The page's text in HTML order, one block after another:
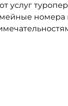
услуг
номера